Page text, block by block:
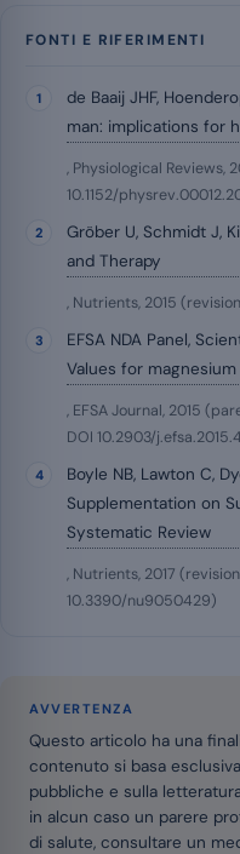
FONTI E RIFERIMENTI
de Baaij JHF,
man: implications for
, Physiological Reviews,
10.1152/
Gröber U, Schmidt J,
and Therapy
, Nutrients, 2015
EFSA NDA Panel,
Values for magnesium
, EFSA Journal, 2015
DOI 10.2903/
Boyle NB, Lawton C,
Supplementation on
Systematic Review
, Nutrients, 2017
10.3390/nu9050429)
AVVERTENZA
Questo articolo ha una
contenuto si basa
pubbliche e sulla
in alcun caso un parere
di salute, consultare un